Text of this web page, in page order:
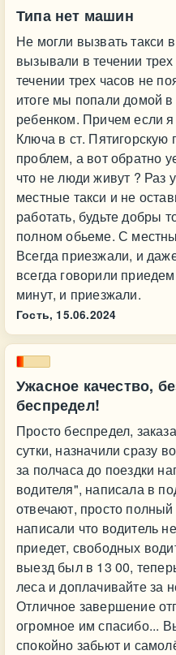
Типа нет машин
Не могли вызвать такси
вызывали в течении
течении трех часов не
итоге мы попали домой
ребенком. Причем если
Ключа в ст. Пятигорскую
проблем, а вот
что не люди живут ? Раз
местные такси и не
работать, будьте добры
полном обьеме. С
Всегда приезжали, и
всегда говорили
минут, и приезжали.
Гость, 15.06.2024
Ужасное качество,
беспредел!
Просто беспредел,
сутки, назначили сразу
за полчаса до поездки
водителя", написала в
отвечают, просто
написали что водитель
приедет, свободных
выезд был в 13 00,
леса и доплачивайте за
Отличное завершение
огромное им спасибо...
спокойно забьют и